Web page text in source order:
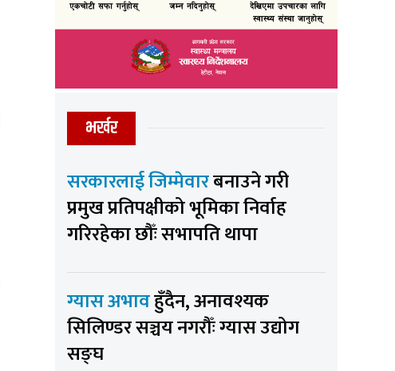
भर्खर
सरकारलाई जिम्मेवारबनाउने गरी
प्रमुख प्रतिपक्षीको भूमिका निर्वाह
गरिरहेका छौँः सभापति थापा
ग्यास अभावहुँदैन, अनावश्यक
सिलिण्डर सञ्चय नगरौँः ग्यास उद्योग
सङ्घ